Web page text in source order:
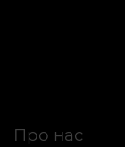
Про нас